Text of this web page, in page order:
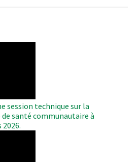
session technique sur la
santé communautaire à